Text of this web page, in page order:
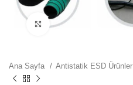
Büyütmek için tıklayın
Ana Sayfa Antistatik ESD Ürünler